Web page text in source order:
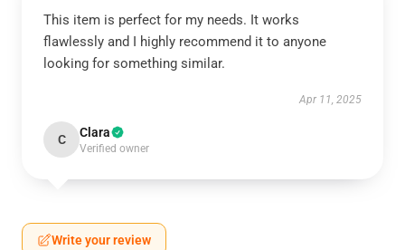
This item is perfect for my needs. It works
flawlessly and I highly recommend it to anyone
looking for something similar.
Apr 11, 2025
C Clara
Verified owner
Write your review